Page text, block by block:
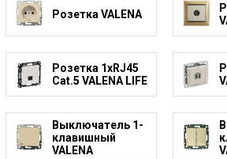
Розетка VALENA
Розетка 1xRJ45
Cat.5 VALENA LIFE
Выключатель 1-
клавишный
VALENA